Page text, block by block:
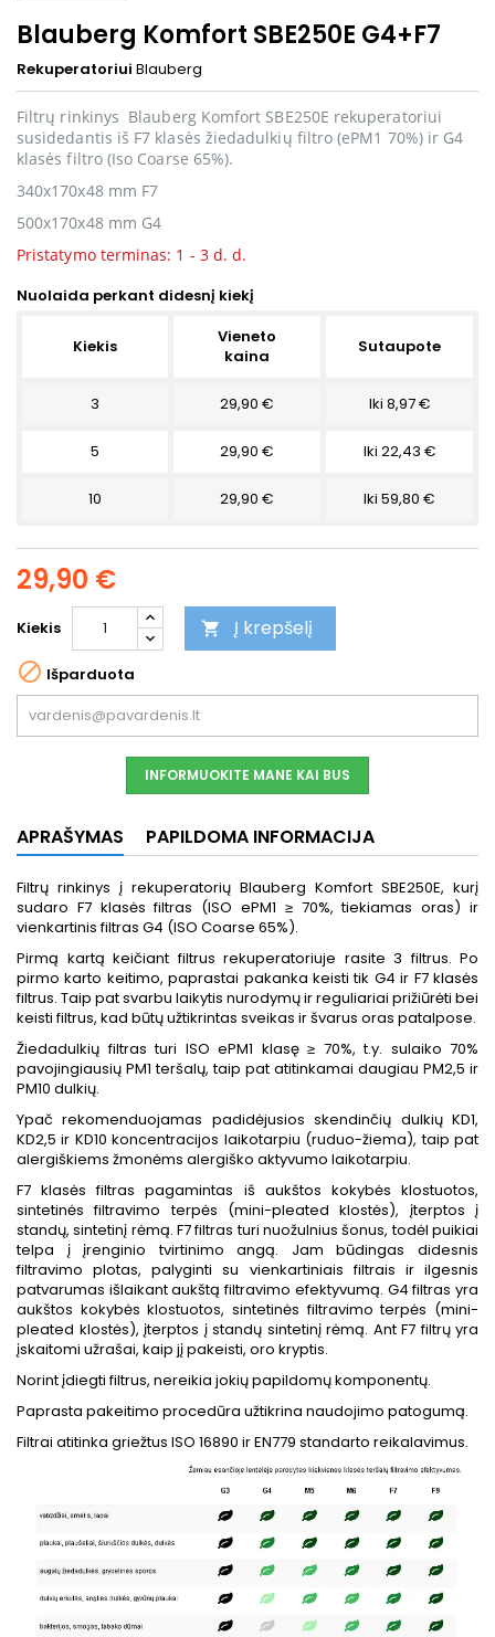
Blauberg Komfort SBE250E G4+F7
Rekuperatoriui Blauberg
Filtrų rinkinys Blauberg Komfort SBE250E rekuperatoriui
susidedantis iš F7 klasės žiedadulkių filtro (ePM1 70%) ir G4
klasės filtro (Iso Coarse 65%).
340x170x48 mm F7
500x170x48 mm G4
Pristatymo terminas: 1 - 3 d. d.
Nuolaida perkant didesnį kiekį
Kiekis
Vieneto
kaina
Sutaupote
3 29,90 € Iki 8,97 €
5 29,90 € Iki 22,43 €
10 29,90 € Iki 59,80 €
29,90 €
Kiekis  Į krepšelį
 Išparduota
INFORMUOKITE MANE KAI BUS
APRAŠYMAS PAPILDOMA INFORMACIJA
Filtrų rinkinys į rekuperatorių Blauberg Komfort SBE250E, kurį
sudaro F7 klasės filtras (ISO ePM1 ≥ 70%, tiekiamas oras) ir
vienkartinis filtras G4 (ISO Coarse 65%).
Pirmą kartą keičiant filtrus rekuperatoriuje rasite 3 filtrus. Po
pirmo karto keitimo, paprastai pakanka keisti tik G4 ir F7 klasės
filtrus. Taip pat svarbu laikytis nurodymų ir reguliariai prižiūrėti bei
keisti filtrus, kad būtų užtikrintas sveikas ir švarus oras patalpose.
Žiedadulkių filtras turi ISO ePM1 klasę ≥ 70%, t.y. sulaiko 70%
pavojingiausių PM1 teršalų, taip pat atitinkamai daugiau PM2,5 ir
PM10 dulkių.
Ypač rekomenduojamas padidėjusios skendinčių dulkių KD1,
KD2,5 ir KD10 koncentracijos laikotarpiu (ruduo-žiema), taip pat
alergiškiems žmonėms alergiško aktyvumo laikotarpiu.
F7 klasės filtras pagamintas iš aukštos kokybės klostuotos,
sintetinės filtravimo terpės (mini-pleated klostės), įterptos į
standų, sintetinį rėmą. F7 filtras turi nuožulnius šonus, todėl puikiai
telpa į įrenginio tvirtinimo angą. Jam būdingas didesnis
filtravimo plotas, palyginti su vienkartiniais filtrais ir ilgesnis
patvarumas išlaikant aukštą filtravimo efektyvumą. G4 filtras yra
aukštos kokybės klostuotos, sintetinės filtravimo terpės (mini-
pleated klostės), įterptos į standų sintetinį rėmą. Ant F7 filtrų yra
įskaitomi užrašai, kaip jį pakeisti, oro kryptis.
Norint įdiegti filtrus, nereikia jokių papildomų komponentų.
Paprasta pakeitimo procedūra užtikrina naudojimo patogumą.
Filtrai atitinka griežtus ISO 16890 ir EN779 standarto reikalavimus.